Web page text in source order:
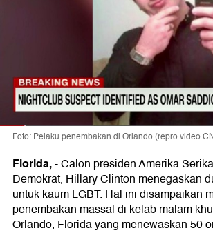
Foto: Pelaku penembakan di Orlando (repro video
Florida,-Calon presiden Amerika
Demokrat, Hillary Clinton menegaskan
untuk kaum LGBT. Hal ini disampaikan
penembakan massal di kelab malam
Orlando, Florida yang menewaskan 50